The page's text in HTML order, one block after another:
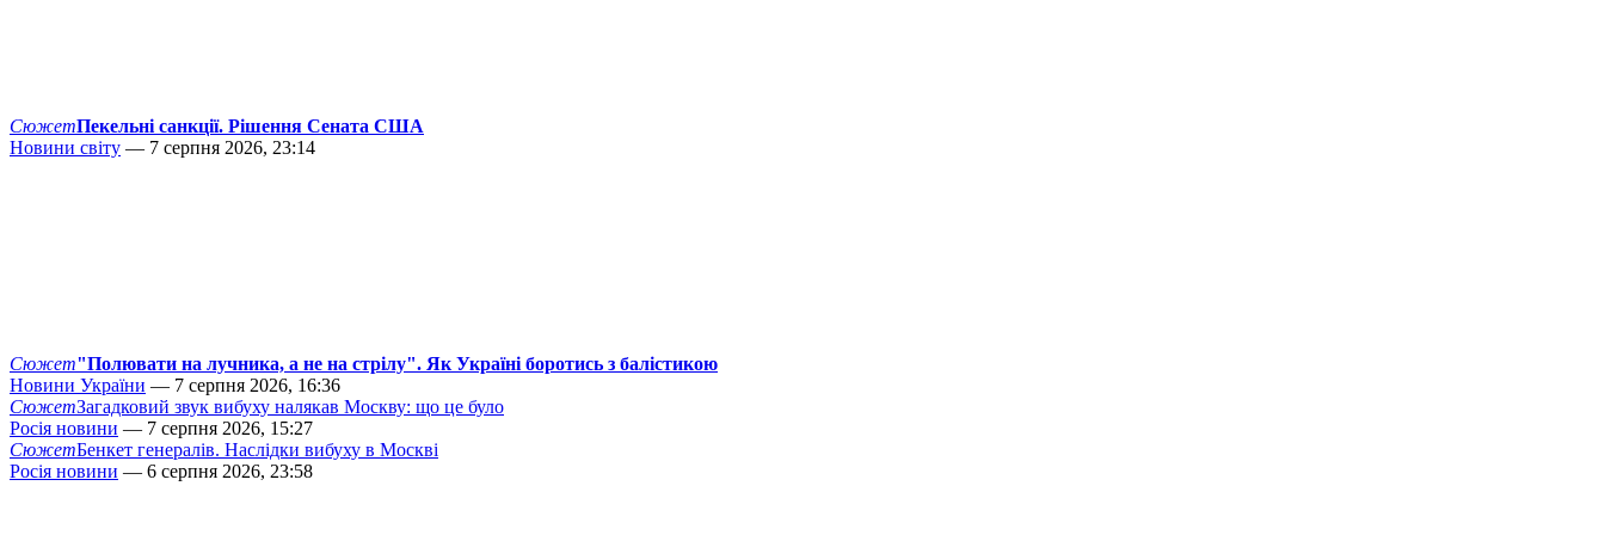
СюжетПекельні санкції. Рішення Сената США
Новини світу — 7 серпня 2026, 23:14
Сюжет"Полювати на лучника, а не на стрілу". Як Україні боротись з балістикою
Новини України — 7 серпня 2026, 16:36
СюжетЗагадковий звук вибуху налякав Москву: що це було
Росія новини — 7 серпня 2026, 15:27
СюжетБенкет генералів. Наслідки вибуху в Москві
Росія новини — 6 серпня 2026, 23:58